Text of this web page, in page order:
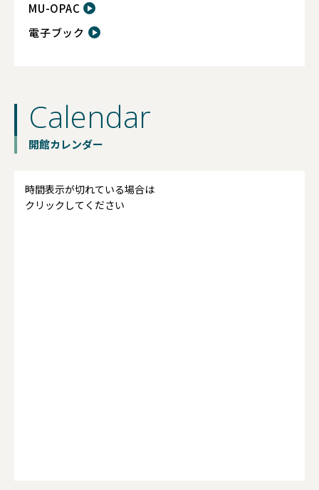
MU-OPAC
電子ブック
Calendar
開館カレンダー
時間表示が切れている場合は
クリックしてください